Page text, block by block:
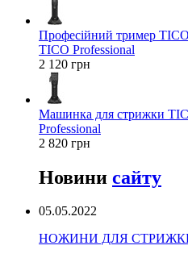
Професійний тример
TICO Professional
2 120 грн
Машинка для стрижки
Professional
2 820 грн
Новини сайту
05.05.2022
НОЖИНИ ДЛЯ СТРИЖКИ